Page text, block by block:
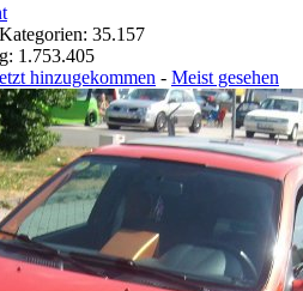
35.157
1.753.405
hinzugekommen - Meist gesehen